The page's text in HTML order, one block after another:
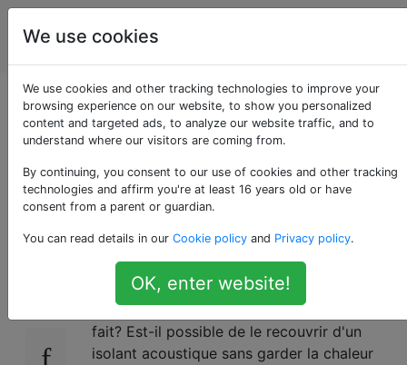
Amélioration
de l'habitat
Comment réduire le
bruit de mon
réfrigérateur?
J'habite dans un studio et il y a un frigo dans
ma chambre ce qui rend le sommeil difficile.
Existe-t-il un moyen de réduire le bruit qu'il
fait? Est-il possible de le recouvrir d'un
isolant acoustique sans garder la chaleur
We use cookies
We use cookies and other tracking technologies to improve your
browsing experience on our website, to show you personalized
content and targeted ads, to analyze our website traffic, and to
understand where our visitors are coming from.
By continuing, you consent to our use of cookies and other tracking
technologies and affirm you're at least 16 years old or have
consent from a parent or guardian.
You can read details in our Cookie policy and Privacy policy.
OK, enter website!